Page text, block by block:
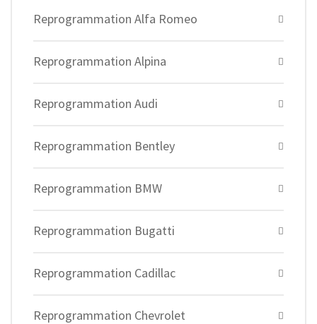
Reprogrammation Alfa Romeo
Reprogrammation Alpina
Reprogrammation Audi
Reprogrammation Bentley
Reprogrammation BMW
Reprogrammation Bugatti
Reprogrammation Cadillac
Reprogrammation Chevrolet